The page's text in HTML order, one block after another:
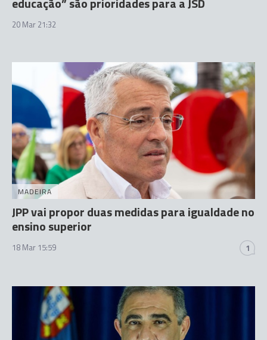
20 Mar 21:32
MADEIRA
JPP vai propor duas medidas para igualdade no
ensino superior
18 Mar 15:59 1